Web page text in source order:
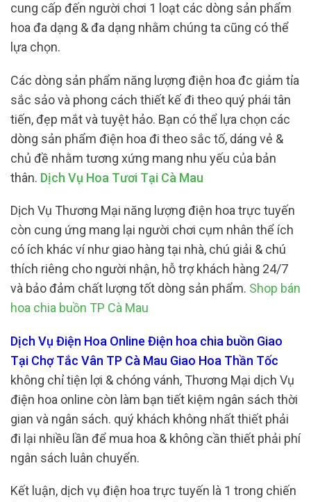
cung cấp đến người chơi 1 loạt các dòng sản phẩm
hoa đa dạng & đa dạng nhằm chúng ta cũng có thể
lựa chọn.
Các dòng sản phẩm năng lượng điện hoa đc giảm tỉa
sắc sảo và phong cách thiết kế đi theo quý phái tân
tiến, đẹp mắt và tuyệt hảo. Bạn có thể lựa chọn các
dòng sản phẩm điện hoa đi theo sắc tố, dáng vẻ &
chủ đề nhằm tương xứng mang nhu yếu của bản
thân. Dịch Vụ Hoa Tươi Tại Cà Mau
Dịch Vụ Thương Mại năng lượng điện hoa trực tuyến
còn cung ứng mang lại người chơi cụm nhân thể ích
có ích khác ví như giao hàng tại nhà, chú giải & chú
thích riêng cho người nhận, hỗ trợ khách hàng 24/7
và bảo đảm chất lượng tốt dòng sản phẩm. Shop bán
hoa chia buồn TP Cà Mau
Dịch Vụ Điện Hoa Online Điện hoa chia buồn Giao
Tại Chợ Tắc Vân TP Cà Mau Giao Hoa Thần Tốc
không chỉ tiện lợi & chóng vánh, Thương Mại dịch Vụ
điện hoa online còn làm bạn tiết kiệm ngân sách thời
gian và ngân sách. quý khách không nhất thiết phải
đi lại nhiều lần để mua hoa & không cần thiết phải phí
ngân sách luân chuyển.
Kết luận, dịch vụ điện hoa trực tuyến là 1 trong chiến